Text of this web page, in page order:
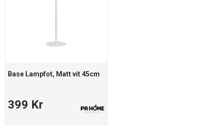
Base Lampfot, Matt vit 45cm
399 Kr